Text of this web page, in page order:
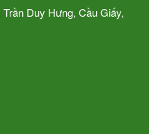
Duy Hưng, Cầu Giấy,